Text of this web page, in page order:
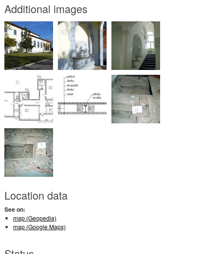
Additional images
Location data
See on:
map (Geopedia)
map (Google Maps)